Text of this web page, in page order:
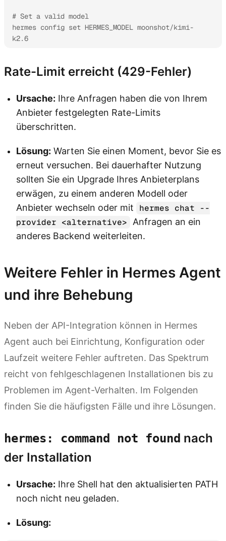
# Set a valid model
hermes config set HERMES_MODEL moonshot/kimi-
k2.6
Rate-Limit erreicht (429-Fehler)
Ursache: Ihre Anfragen haben die von Ihrem
Anbieter festgelegten Rate-Limits
überschritten.
Lösung: Warten Sie einen Moment, bevor Sie es
erneut versuchen. Bei dauerhafter Nutzung
sollten Sie ein Upgrade Ihres Anbieterplans
erwägen, zu einem anderen Modell oder
Anbieter wechseln oder mit
hermes chat --
provider <alternative>
Anfragen an ein
anderes Backend weiterleiten.
Weitere Fehler in Hermes Agent
und ihre Behebung
Neben der API-Integration können in Hermes
Agent auch bei Einrichtung, Konfiguration oder
Laufzeit weitere Fehler auftreten. Das Spektrum
reicht von fehlgeschlagenen Installationen bis zu
Problemen im Agent-Verhalten. Im Folgenden
finden Sie die häufigsten Fälle und ihre Lösungen.
hermes: command not found nach
der Installation
Ursache: Ihre Shell hat den aktualisierten PATH
noch nicht neu geladen.
Lösung: